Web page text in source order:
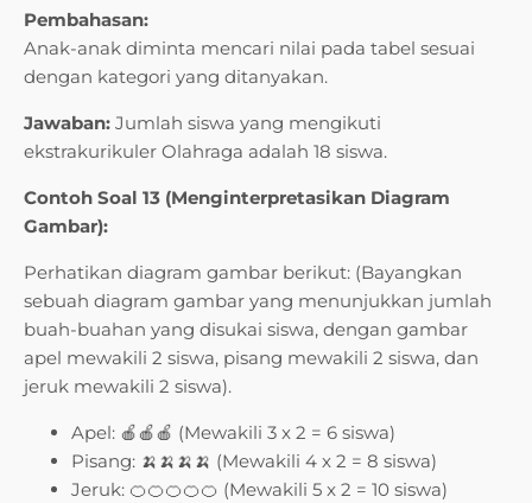
Pembahasan:
Anak-anak diminta mencari nilai pada tabel sesuai
dengan kategori yang ditanyakan.
Jawaban: Jumlah siswa yang mengikuti
ekstrakurikuler Olahraga adalah 18 siswa.
Contoh Soal 13 (Menginterpretasikan Diagram
Gambar):
Perhatikan diagram gambar berikut: (Bayangkan
sebuah diagram gambar yang menunjukkan jumlah
buah-buahan yang disukai siswa, dengan gambar
apel mewakili 2 siswa, pisang mewakili 2 siswa, dan
jeruk mewakili 2 siswa).
Apel: 🍎🍎🍎 (Mewakili 3 x 2 = 6 siswa)
Pisang: 🍌🍌🍌🍌 (Mewakili 4 x 2 = 8 siswa)
Jeruk: 🍊🍊🍊🍊🍊 (Mewakili 5 x 2 = 10 siswa)